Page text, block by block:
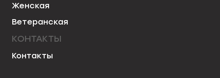
Женская
Ветеранская
КОНТАКТЫ
Контакты